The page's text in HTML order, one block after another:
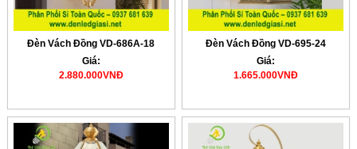
Đèn Vách Đồng VD-686A-18
Giá:
2.880.000VNĐ
Đèn Vách Đồng VD-695-24
Giá:
1.665.000VNĐ